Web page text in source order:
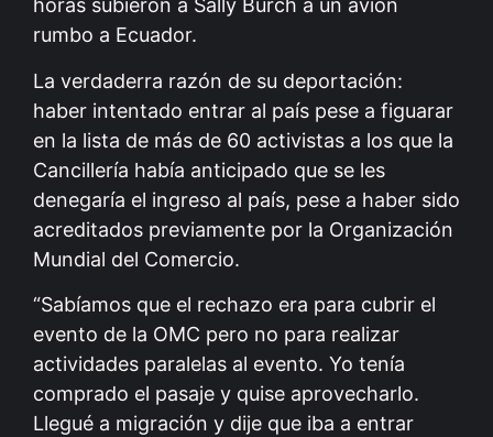
horas subieron a Sally Burch a un avión
rumbo a Ecuador.
La verdaderra razón de su deportación:
haber intentado entrar al país pese a figuarar
en la lista de más de 60 activistas a los que la
Cancillería había anticipado que se les
denegaría el ingreso al país, pese a haber sido
acreditados previamente por la Organización
Mundial del Comercio.
“Sabíamos que el rechazo era para cubrir el
evento de la OMC pero no para realizar
actividades paralelas al evento. Yo tenía
comprado el pasaje y quise aprovecharlo.
Llegué a migración y dije que iba a entrar